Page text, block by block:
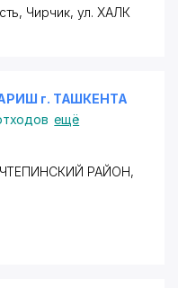
Чирчик, ул. ХАЛК
г. ТАШКЕНТА
ещё
РАЙОН,